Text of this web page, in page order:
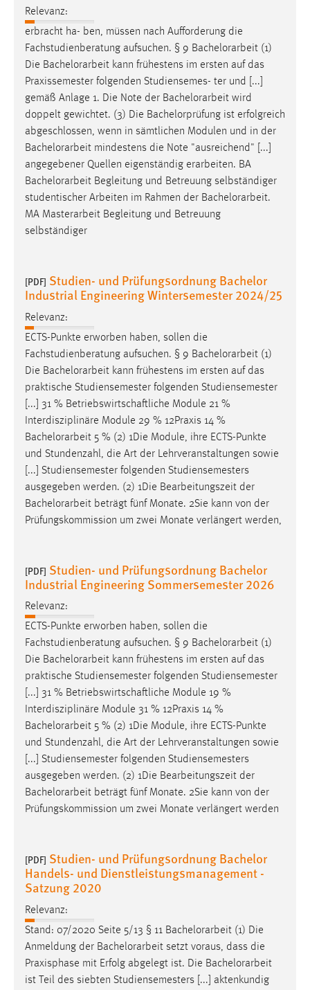
Relevanz:
erbracht ha- ben, müssen nach Aufforderung die
Fachstudienberatung aufsuchen. § 9 Bachelorarbeit (1)
Die Bachelorarbeit kann frühestens im ersten auf das
Praxissemester folgenden Studiensemes- ter und [...]
gemäß Anlage 1. Die Note der Bachelorarbeit wird
doppelt gewichtet. (3) Die Bachelorprüfung ist erfolgreich
abgeschlossen, wenn in sämtlichen Modulen und in der
Bachelorarbeit mindestens die Note "ausreichend" [...]
angegebener Quellen eigenständig erarbeiten. BA
Bachelorarbeit Begleitung und Betreuung selbständiger
studentischer Arbeiten im Rahmen der Bachelorarbeit.
MA Masterarbeit Begleitung und Betreuung
selbständiger
[PDF] Studien- und Prüfungsordnung Bachelor
Industrial Engineering Wintersemester 2024/25
Relevanz:
ECTS-Punkte erworben haben, sollen die
Fachstudienberatung aufsuchen. § 9 Bachelorarbeit (1)
Die Bachelorarbeit kann frühestens im ersten auf das
praktische Studiensemester folgenden Studiensemester
[...] 31 % Betriebswirtschaftliche Module 21 %
Interdisziplinäre Module 29 % 12Praxis 14 %
Bachelorarbeit 5 % (2) 1Die Module, ihre ECTS-Punkte
und Stundenzahl, die Art der Lehrveranstaltungen sowie
[...] Studiensemester folgenden Studiensemesters
ausgegeben werden. (2) 1Die Bearbeitungszeit der
Bachelorarbeit beträgt fünf Monate. 2Sie kann von der
Prüfungskommission um zwei Monate verlängert werden,
[PDF] Studien- und Prüfungsordnung Bachelor
Industrial Engineering Sommersemester 2026
Relevanz:
ECTS-Punkte erworben haben, sollen die
Fachstudienberatung aufsuchen. § 9 Bachelorarbeit (1)
Die Bachelorarbeit kann frühestens im ersten auf das
praktische Studiensemester folgenden Studiensemester
[...] 31 % Betriebswirtschaftliche Module 19 %
Interdisziplinäre Module 31 % 12Praxis 14 %
Bachelorarbeit 5 % (2) 1Die Module, ihre ECTS-Punkte
und Stundenzahl, die Art der Lehrveranstaltungen sowie
[...] Studiensemester folgenden Studiensemesters
ausgegeben werden. (2) 1Die Bearbeitungszeit der
Bachelorarbeit beträgt fünf Monate. 2Sie kann von der
Prüfungskommission um zwei Monate verlängert werden
[PDF] Studien- und Prüfungsordnung Bachelor
Handels- und Dienstleistungsmanagement -
Satzung 2020
Relevanz:
Stand: 07/2020 Seite 5/13 § 11 Bachelorarbeit (1) Die
Anmeldung der Bachelorarbeit setzt voraus, dass die
Praxisphase mit Erfolg abgelegt ist. Die Bachelorarbeit
ist Teil des siebten Studiensemesters [...] aktenkundig